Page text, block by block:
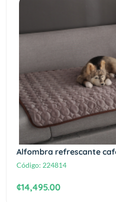
Alfombra refrescante
Código: 224814
¢14,495.00